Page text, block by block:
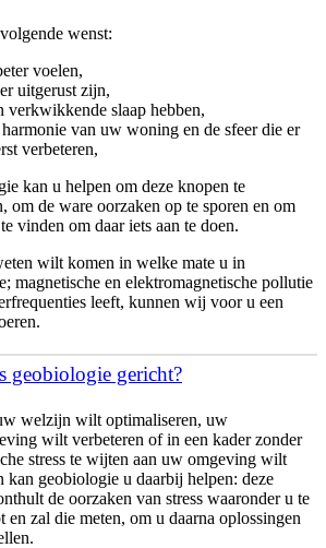
volgende wenst:
voelen,
uitgerust zijn,
verkwikkende slaap hebben,
van uw woning en de sfeer die er
verbeteren,
kan u helpen om deze knopen te
om de ware oorzaken op te sporen en om
vinden om daar iets aan te doen.
wilt komen in welke mate u in
magnetische en elektromagnetische pollutie
leeft, kunnen wij voor u een
geobiologie gericht?
welzijn wilt optimaliseren, uw
wilt verbeteren of in een kader zonder
stress te wijten aan uw omgeving wilt
kan geobiologie u daarbij helpen: deze
de oorzaken van stress waaronder u te
en zal die meten, om u daarna oplossingen